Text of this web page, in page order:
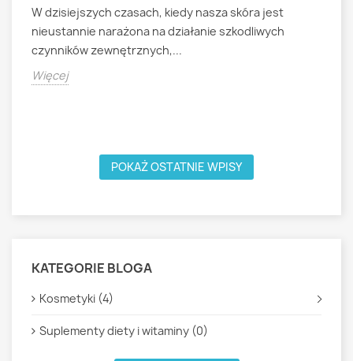
W dzisiejszych czasach, kiedy nasza skóra jest
nieustannie narażona na działanie szkodliwych
czynników zewnętrznych,...
Więcej
POKAŻ OSTATNIE WPISY
KATEGORIE BLOGA
Kosmetyki (4)
Suplementy diety i witaminy (0)